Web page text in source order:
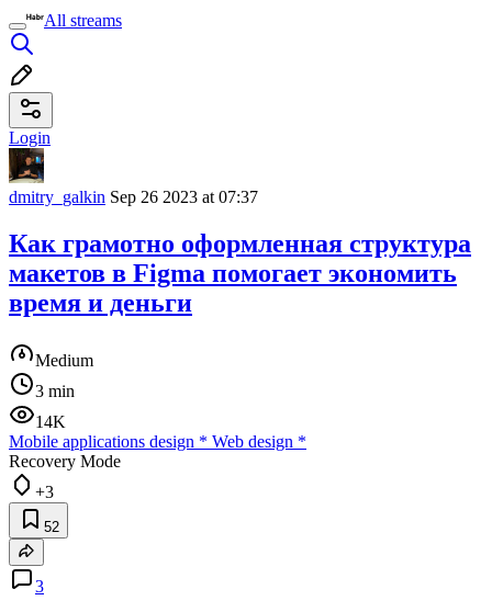
All streams
Login
dmitry_galkin Sep 26 2023 at 07:37
Как грамотно оформленная структура
макетов в Figma помогает экономить
время и деньги
Medium
3 min
14K
Mobile applications design * Web design *
Recovery Mode
+3
52
3